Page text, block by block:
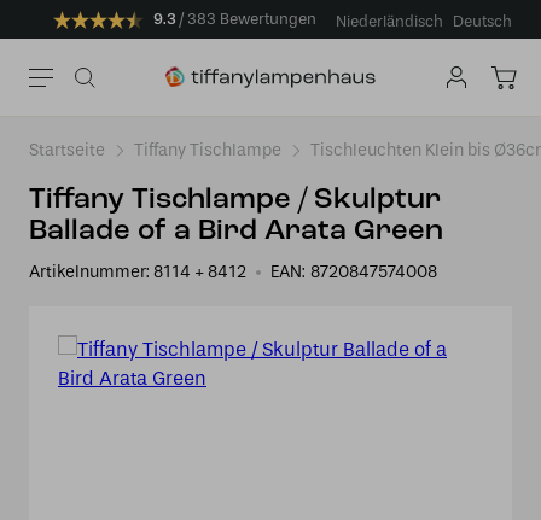
9.3 383 Bewertungen Niederländisch Deutsch
Startseite Tiffany Tischlampe Tischleuchten Klein bis
Tiffany Tischlampe / Skulptur
Ballade of a Bird Arata Green
Artikelnummer: 8114 + 8412 EAN: 8720847574008